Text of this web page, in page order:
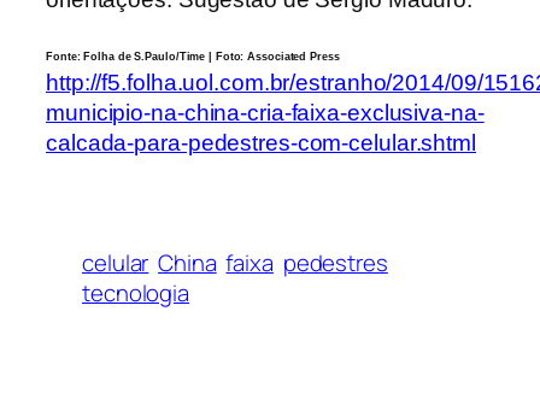
Fonte: Folha de S.Paulo/Time | Foto: Associated Press
http://f5.folha.uol.com.br/estranho/2014/09/
municipio-na-china-cria-faixa-exclusiva-na-
calcada-para-pedestres-com-celular.shtml
celular China faixa pedestres
tecnologia